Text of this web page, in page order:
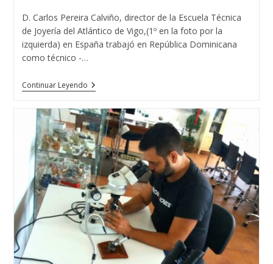
la
entrada:
D. Carlos Pereira Calviño, director de la Escuela Técnica
de Joyería del Atlántico de Vigo,(1º en la foto por la
izquierda) en España trabajó en República Dominicana
como técnico -…
Continuar LeyendoLa
Escuela
De
Joyería
Del
Atlántico
En
República
Dominicana